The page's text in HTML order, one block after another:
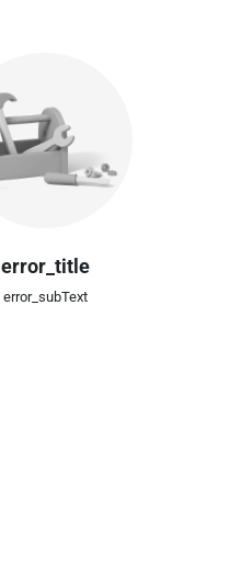
error_title
error_subText